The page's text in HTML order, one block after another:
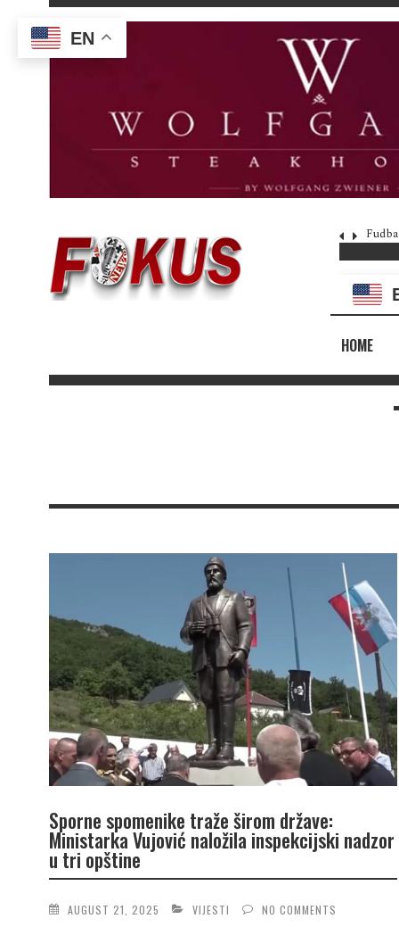
HOME
Sporne spomenike traže širom države:
Ministarka Vujović naložila inspekcijski nadzor
u tri opštine
AUGUST 21, 2025 VIJESTI NO COMMENTS
EN